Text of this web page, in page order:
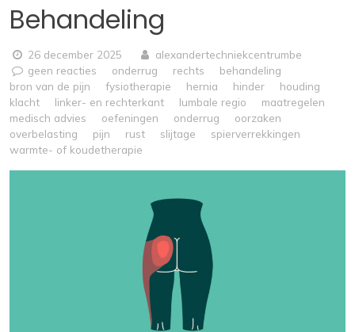
Behandeling
26 december 2025
alexandertechniekcentrumbe
geen reacties
onderrug rechts
behandeling
bron van de pijn
fysiotherapie hernia hinder
houding
klacht
linker- en rechterkant lumbale regio
maatregelen
medisch advies
oefeningen onderrug
oorzaken
overbelasting
pijn rust slijtage
spierverrekkingen
warmte- of koudetherapie